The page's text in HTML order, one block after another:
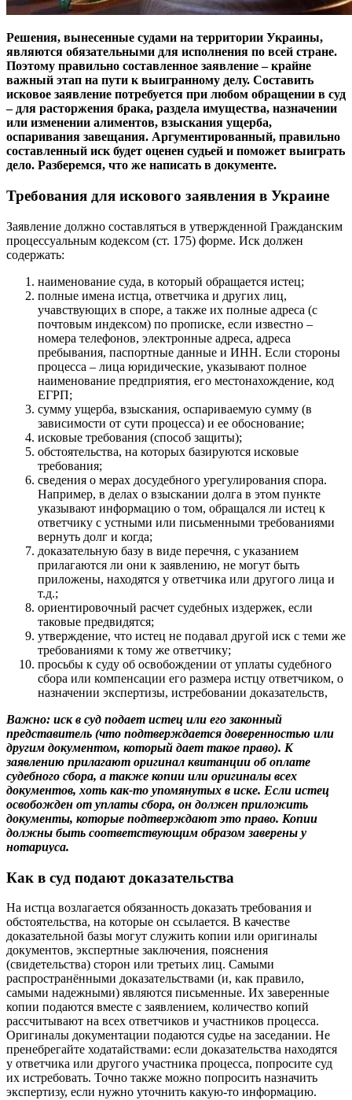
Решения, вынесенные судами на территории Украины,
являются обязательными для исполнения по всей стране.
Поэтому правильно составленное заявление – крайне
важный этап на пути к выигранному делу. Составить
исковое заявление потребуется при любом обращении в суд
– для расторжения брака, раздела имущества, назначении
или изменении алиментов, взыскания ущерба,
оспаривания завещания. Аргументированный, правильно
составленный иск будет оценен судьей и поможет выиграть
дело. Разберемся, что же написать в документе.
Требования для искового заявления в Украине
Заявление должно составляться в утвержденной Гражданским
процессуальным кодексом (ст. 175) форме. Иск должен
содержать:
наименование суда, в который обращается истец;
полные имена истца, ответчика и других лиц,
учавствующих в споре, а также их полные адреса (с
почтовым индексом) по прописке, если известно –
номера телефонов, электронные адреса, адреса
пребывания, паспортные данные и ИНН. Если стороны
процесса – лица юридические, указывают полное
наименование предприятия, его местонахождение, код
ЕГРП;
сумму ущерба, взыскания, оспариваемую сумму (в
зависимости от сути процесса) и ее обоснование;
исковые требования (способ защиты);
обстоятельства, на которых базируются исковые
требования;
сведения о мерах досудебного урегулирования спора.
Например, в делах о взыскании долга в этом пункте
указывают информацию о том, обращался ли истец к
ответчику с устными или письменными требованиями
вернуть долг и когда;
доказательную базу в виде перечня, с указанием
прилагаются ли они к заявлению, не могут быть
приложены, находятся у ответчика или другого лица и
т.д.;
ориентировочный расчет судебных издержек, если
таковые предвидятся;
утверждение, что истец не подавал другой иск с теми же
требованиями к тому же ответчику;
просьбы к суду об освобождении от уплаты судебного
сбора или компенсации его размера истцу ответчиком, о
назначении экспертизы, истребовании доказательств,
Важно: иск в суд подает истец или его законный
представитель (что подтверждается доверенностью или
другим документом, который дает такое право). К
заявлению прилагают оригинал квитанции об оплате
судебного сбора, а также копии или оригиналы всех
документов, хоть как-то упомянутых в иске. Если истец
освобожден от уплаты сбора, он должен приложить
документы, которые подтверждают это право. Копии
должны быть соответствующим образом заверены у
нотариуса.
Как в суд подают доказательства
На истца возлагается обязанность доказать требования и
обстоятельства, на которые он ссылается. В качестве
доказательной базы могут служить копии или оригиналы
документов, экспертные заключения, пояснения
(свидетельства) сторон или третьих лиц. Самыми
распространёнными доказательствами (и, как правило,
самыми надежными) являются письменные. Их заверенные
копии подаются вместе с заявлением, количество копий
рассчитывают на всех ответчиков и участников процесса.
Оригиналы документации подаются судье на заседании. Не
пренебрегайте ходатайствами: если доказательства находятся
у ответчика или другого участника процесса, попросите суд
их истребовать. Точно также можно попросить назначить
экспертизу, если нужно уточнить какую-то информацию.